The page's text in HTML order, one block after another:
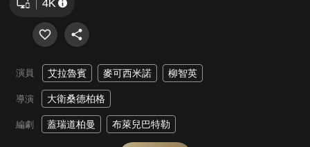
演員 艾拉魯賓 麥可西米諾 柳智英
導演 大衛桑德柏格
編劇 蓋瑞道柏曼 布萊兒巴特勒